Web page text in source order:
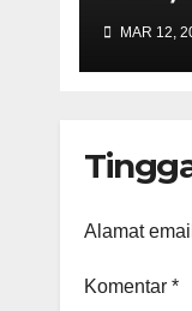
Metro
Soal
MAR 12,
Alamat
Komentar *